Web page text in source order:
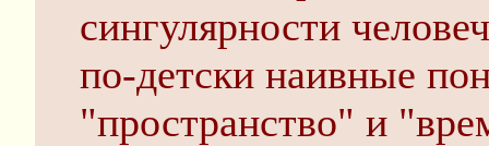
сингулярности
по-детски наивные
"пространство" и